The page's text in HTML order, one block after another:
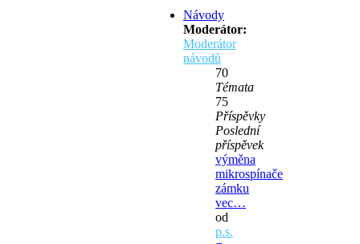
Návody
Moderátor:
Moderátor
návodů
70
Témata
75
Příspěvky
Poslední
příspěvek
výměna
mikrospínače
zámku
vec…
od
p.s.